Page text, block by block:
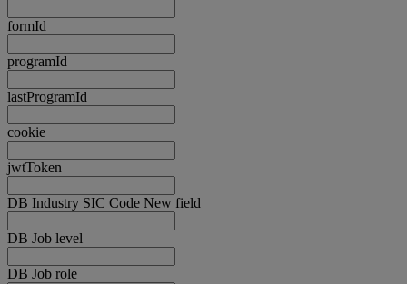
formId
programId
lastProgramId
cookie
jwtToken
DB Industry SIC Code New field
DB Job level
DB Job role